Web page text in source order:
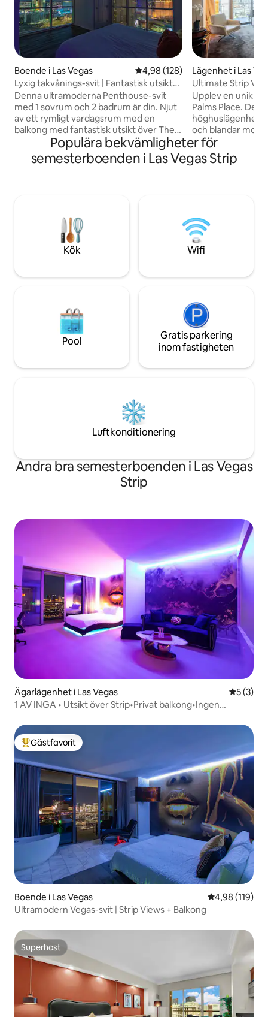
Boende i Las Vegas 4,98 av 5 i genomsnittligt
4,98 (128)
Lyxig takvånings-svit | Fantastisk utsikt
över The Strip!
Denna ultramoderna Penthouse-svit
med 1 sovrum och 2 badrum är din. Njut
av ett rymligt vardagsrum med en
balkong med fantastisk utsikt över The
Strip! Fullt utrustad med
plyschhanddukar, bomullslakan,
drömmadrass och ett fullt utrustat kök
betjäning, höghastighets WIFI är ett av
många underhållningsalternativ.
Gångavstånd till den världsberömda Las
Lägenhet i Las
Ultimate Strip
Upplev en unik
Palms Place.
höghuslägenhet
och blandar
konstnärlig
utformad med
utsökt konst, och
eller en lugn
komfort, stil och
Vegas-upplevelse.
Populära bekvämligheter för
semesterboenden i Las Vegas Strip
Kök Wifi
Pool
Gratis parkering
inom fastigheten
Luftkonditionering
Andra bra semesterboenden i Las Vegas
Strip
Ägarlägenhet i Las Vegas 5 av 5 i
5 (3)
1 AV INGA • Utsikt över Strip•Privat balkong•Ingen
Populär gästfavorit
Gästfavorit
Boende i Las Vegas 4,98 av 5 i
4,98 (119)
Ultramodern Vegas-svit | Strip Views + Balkong
Superhost
Superhost